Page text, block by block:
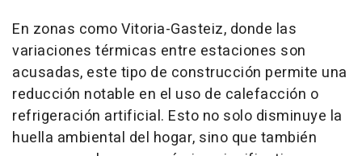
En zonas como Vitoria-Gasteiz, donde las
variaciones térmicas entre estaciones son
acusadas, este tipo de construcción permite una
reducción notable en el uso de calefacción o
refrigeración artificial. Esto no solo disminuye la
huella ambiental del hogar, sino que también